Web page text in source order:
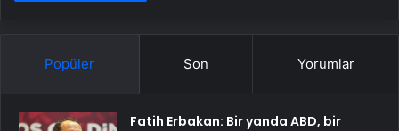
Popüler Son Yorumlar
Fatih Erbakan: Bir yanda ABD, bir